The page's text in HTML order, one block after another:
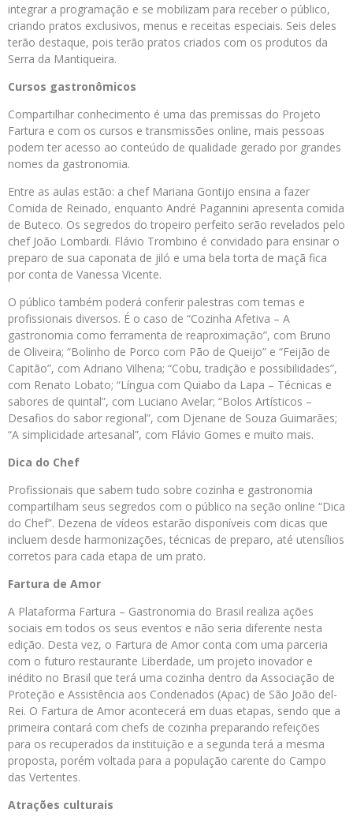
integrar a programação e se mobilizam para receber o público,
criando pratos exclusivos, menus e receitas especiais. Seis deles
terão destaque, pois terão pratos criados com os produtos da
Serra da Mantiqueira.
Cursos gastronômicos
Compartilhar conhecimento é uma das premissas do Projeto
Fartura e com os cursos e transmissões online, mais pessoas
podem ter acesso ao conteúdo de qualidade gerado por grandes
nomes da gastronomia.
Entre as aulas estão: a chef Mariana Gontijo ensina a fazer
Comida de Reinado, enquanto André Pagannini apresenta comida
de Buteco. Os segredos do tropeiro perfeito serão revelados pelo
chef João Lombardi. Flávio Trombino é convidado para ensinar o
preparo de sua caponata de jiló e uma bela torta de maçã fica
por conta de Vanessa Vicente.
O público também poderá conferir palestras com temas e
profissionais diversos. É o caso de “Cozinha Afetiva – A
gastronomia como ferramenta de reaproximação”, com Bruno
de Oliveira; “Bolinho de Porco com Pão de Queijo” e “Feijão de
Capitão”, com Adriano Vilhena; “Cobu, tradição e possibilidades”,
com Renato Lobato; “Língua com Quiabo da Lapa – Técnicas e
sabores de quintal”, com Luciano Avelar; “Bolos Artísticos –
Desafios do sabor regional”, com Djenane de Souza Guimarães;
“A simplicidade artesanal”, com Flávio Gomes e muito mais.
Dica do Chef
Profissionais que sabem tudo sobre cozinha e gastronomia
compartilham seus segredos com o público na seção online “Dica
do Chef”. Dezena de vídeos estarão disponíveis com dicas que
incluem desde harmonizações, técnicas de preparo, até utensílios
corretos para cada etapa de um prato.
Fartura de Amor
A Plataforma Fartura – Gastronomia do Brasil realiza ações
sociais em todos os seus eventos e não seria diferente nesta
edição. Desta vez, o Fartura de Amor conta com uma parceria
com o futuro restaurante Liberdade, um projeto inovador e
inédito no Brasil que terá uma cozinha dentro da Associação de
Proteção e Assistência aos Condenados (Apac) de São João del-
Rei. O Fartura de Amor acontecerá em duas etapas, sendo que a
primeira contará com chefs de cozinha preparando refeições
para os recuperados da instituição e a segunda terá a mesma
proposta, porém voltada para a população carente do Campo
das Vertentes.
Atrações culturais